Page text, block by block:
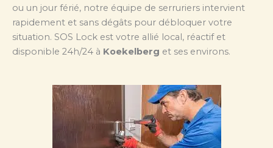
ou un jour férié, notre équipe de serruriers intervient
rapidement et sans dégâts pour débloquer votre
situation. SOS Lock est votre allié local, réactif et
disponible 24h/24 à Koekelberg et ses environs.